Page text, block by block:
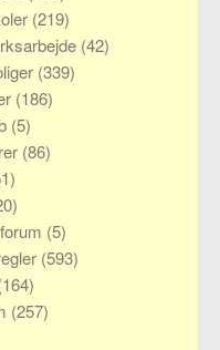
(219)
(42)
(339)
(186)
(5)
(86)
(5)
(593)
(257)